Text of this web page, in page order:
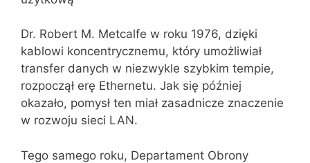
Dr. Robert M. Metcalfe w roku 1976, dzięki
kablowi koncentrycznemu, który umożliwiał
transfer danych w niezwykle szybkim tempie,
rozpoczął erę Ethernetu. Jak się później
okazało, pomysł ten miał zasadnicze znaczenie
w rozwoju sieci LAN.
Tego samego roku, Departament Obrony